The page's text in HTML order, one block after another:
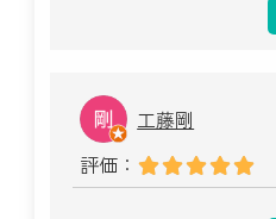
工藤剛
評価：